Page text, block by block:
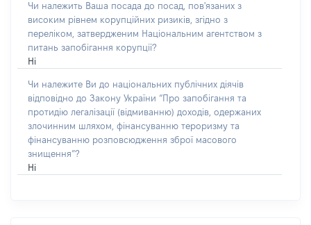
Чи належить Ваша посада до посад, пов'язаних з
високим рівнем корупційних ризиків, згідно з
переліком, затвердженим Національним агентством з
питань запобігання корупції?
Ні
Чи належите Ви до національних публічних діячів
відповідно до Закону України “Про запобігання та
протидію легалізації (відмиванню) доходів, одержаних
злочинним шляхом, фінансуванню тероризму та
фінансуванню розповсюдження зброї масового
знищення”?
Ні